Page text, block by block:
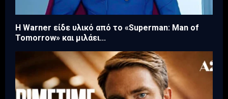
Η Warner είδε υλικό από το «Superman: Man of
Tomorrow» και μιλάει...